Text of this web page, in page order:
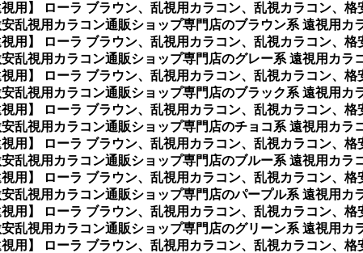
視用】 ローラ ブラウン、乱視用カラコン、乱視カラコン、
乱視用カラコン通販ショップ専門店のブラウン系 遠視用カ
視用】 ローラ ブラウン、乱視用カラコン、乱視カラコン、
乱視用カラコン通販ショップ専門店のグレー系 遠視用カラ
視用】 ローラ ブラウン、乱視用カラコン、乱視カラコン、
乱視用カラコン通販ショップ専門店のブラック系 遠視用カ
視用】 ローラ ブラウン、乱視用カラコン、乱視カラコン、
乱視用カラコン通販ショップ専門店のチョコ系 遠視用カラ
視用】 ローラ ブラウン、乱視用カラコン、乱視カラコン、
乱視用カラコン通販ショップ専門店のブルー系 遠視用カラ
視用】 ローラ ブラウン、乱視用カラコン、乱視カラコン、
乱視用カラコン通販ショップ専門店のパープル系 遠視用カ
視用】 ローラ ブラウン、乱視用カラコン、乱視カラコン、
乱視用カラコン通販ショップ専門店のグリーン系 遠視用カ
視用】 ローラ ブラウン、乱視用カラコン、乱視カラコン、